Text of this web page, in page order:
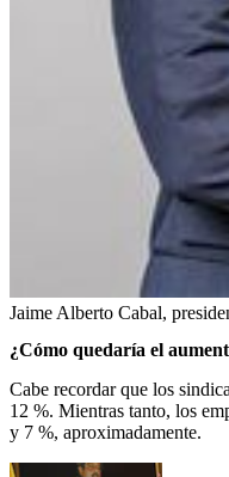
Jaime Alberto Cabal,
¿Cómo quedaría el
Cabe recordar que los
12 %. Mientras tanto, los
y 7 %, aproximadamente.